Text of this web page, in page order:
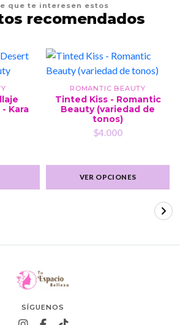
que te interesen estos
recomendados
Kara
ROMANTIC BEAUTY
Tinted Kiss - Romantic
Beauty (variedad de
tonos)
$4.000
VER OPCIONES
SÍGUENOS